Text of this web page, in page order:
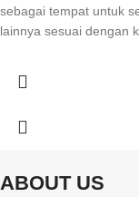
sebagai tempat untuk
lainnya sesuai dengan
ABOUT US